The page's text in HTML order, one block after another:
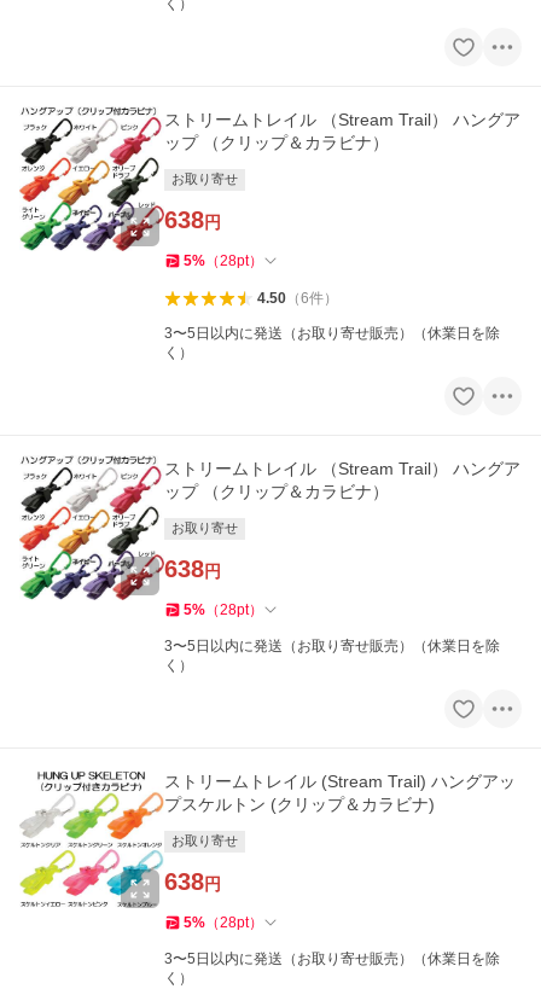
く）
ストリームトレイル （Stream Trail） ハングア
ップ （クリップ＆カラビナ）
お取り寄せ
638円
5% （28pt）
4.50（6件）
3〜5日以内に発送（お取り寄せ販売）（休業日を除
く）
ストリームトレイル （Stream Trail） ハングア
ップ （クリップ＆カラビナ）
お取り寄せ
638円
5% （28pt）
3〜5日以内に発送（お取り寄せ販売）（休業日を除
く）
ストリームトレイル (Stream Trail) ハングアッ
プスケルトン (クリップ＆カラビナ)
お取り寄せ
638円
5% （28pt）
3〜5日以内に発送（お取り寄せ販売）（休業日を除
く）